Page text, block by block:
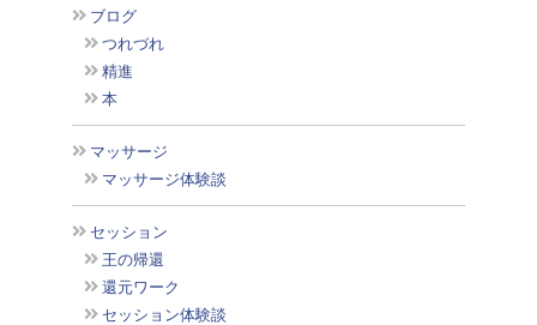
ブログ
つれづれ
精進
本
マッサージ
マッサージ体験談
セッション
王の帰還
還元ワーク
セッション体験談